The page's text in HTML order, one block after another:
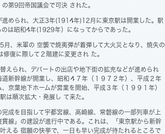
第9回帝国議会で可決 された。
められ、大正3年(1914年)12月に東京駅は開業した。駅
は昭和4年(1929年）になってからであった。
、米軍の 空襲で焼夷弾が着弾して大火災となり、焼失の
復に際して２階建に変更され た。
えられ、デパートの出店や地下街の拡充などが進められ
新幹線が開業し、昭和４７年（１９７２年）、平成２年
京葉地下ホームが営業を開始、平成３年（１９９１年）
は順次拡大・発展し て来た。
成を目指して宇都宮線、高崎線、常磐線の一部列車が上
線」の建設が進行中である。これは、「東京駅から新幹
える 宿願の快挙で、一日も早い完成が待たれるところで